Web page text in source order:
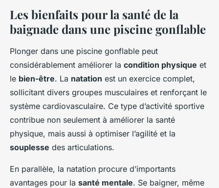
Les bienfaits pour la santé de la
baignade dans une piscine gonflable
Plonger dans une piscine gonflable peut
considérablement améliorer la condition physique et
le bien-être. La natation est un exercice complet,
sollicitant divers groupes musculaires et renforçant le
système cardiovasculaire. Ce type d’activité sportive
contribue non seulement à améliorer la santé
physique, mais aussi à optimiser l’agilité et la
souplesse des articulations.
En parallèle, la natation procure d’importants
avantages pour la santé mentale. Se baigner, même